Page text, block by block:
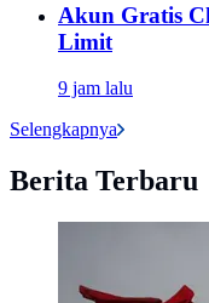
Akun Gratis
Limit
9 jam lalu
Selengkapnya
Berita Terbaru